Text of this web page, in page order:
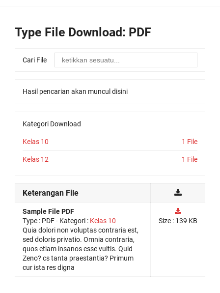
Type File Download: PDF
Cari File
Hasil pencarian akan muncul disini
Kategori Download
Kelas 10 1 File
Kelas 12 1 File
Keterangan File
Sample File PDF
Type : PDF- Kategori : Kelas 10
Quia dolori non voluptas contraria est,
sed doloris privatio. Omnia contraria,
quos etiam insanos esse vultis. Quid
Zeno? cs tanta praestantia? Primum
cur ista res digna
Size : 139 KB